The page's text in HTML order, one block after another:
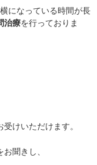
になっている時間が長
治療を行っておりま
けいただけます。
聞きし、